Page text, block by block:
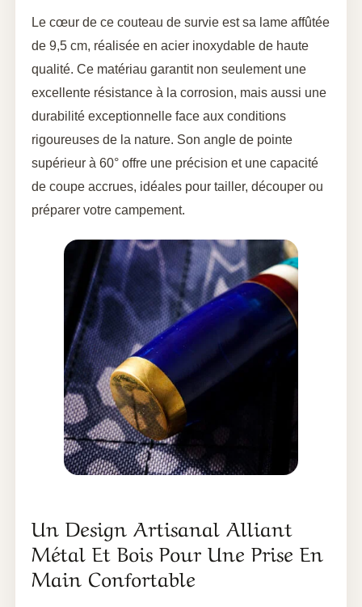
Le cœur de ce couteau de survie est sa lame affûtée
de 9,5 cm, réalisée en acier inoxydable de haute
qualité. Ce matériau garantit non seulement une
excellente résistance à la corrosion, mais aussi une
durabilité exceptionnelle face aux conditions
rigoureuses de la nature. Son angle de pointe
supérieur à 60° offre une précision et une capacité
de coupe accrues, idéales pour tailler, découper ou
préparer votre campement.
Un Design Artisanal Alliant
Métal Et Bois Pour Une Prise En
Main Confortable